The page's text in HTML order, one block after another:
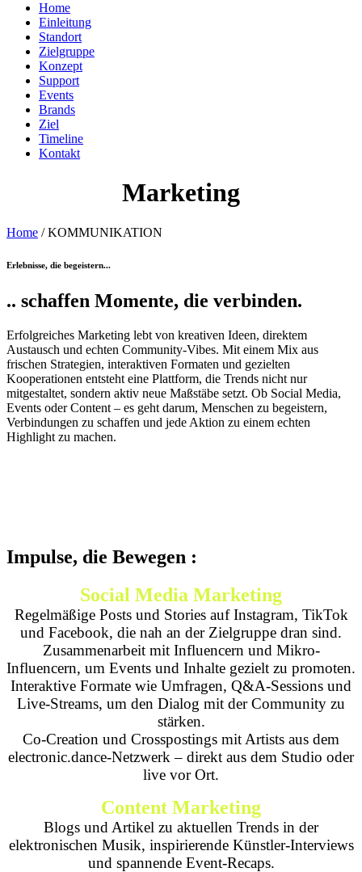
Home
Einleitung
Standort
Zielgruppe
Konzept
Support
Events
Brands
Ziel
Timeline
Kontakt
Marketing
Home / KOMMUNIKATION
Erlebnisse, die begeistern...
.. schaffen Momente, die verbinden.
Erfolgreiches Marketing lebt von kreativen Ideen, direktem
Austausch und echten Community-Vibes. Mit einem Mix aus
frischen Strategien, interaktiven Formaten und gezielten
Kooperationen entsteht eine Plattform, die Trends nicht nur
mitgestaltet, sondern aktiv neue Maßstäbe setzt. Ob Social Media,
Events oder Content – es geht darum, Menschen zu begeistern,
Verbindungen zu schaffen und jede Aktion zu einem echten
Highlight zu machen.
Impulse, die Bewegen :
Social Media Marketing
Regelmäßige Posts und Stories auf Instagram, TikTok
und Facebook, die nah an der Zielgruppe dran sind.
Zusammenarbeit mit Influencern und Mikro-
Influencern, um Events und Inhalte gezielt zu promoten.
Interaktive Formate wie Umfragen, Q&A-Sessions und
Live-Streams, um den Dialog mit der Community zu
stärken.
Co-Creation und Crosspostings mit Artists aus dem
electronic.dance-Netzwerk – direkt aus dem Studio oder
live vor Ort.
Content Marketing
Blogs und Artikel zu aktuellen Trends in der
elektronischen Musik, inspirierende Künstler-Interviews
und spannende Event-Recaps.